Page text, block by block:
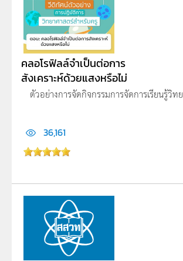
คลอโรฟิลล์จำเป็นต่อการ
สังเคราะห์ด้วยแสงหรือไม่
ตัวอย่างการจัดกิจกรรมการจัดการเรียนรู้วิท
36,161